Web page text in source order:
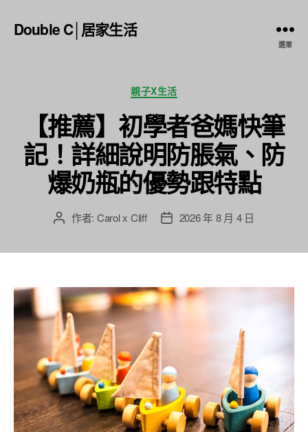
Double C│居家生活
選單
分
類
親子X生活
【推薦】初學者爸媽快筆
記！詳細說明防脹氣、防
爆奶瓶的優勢跟特點
文 作者: Carol x Cliff
文
期
2026 年 8 月 4 日